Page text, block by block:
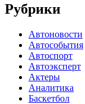
Рубрики
Автоновости
Автособытия
Автоспорт
Автоэксперт
Актеры
Аналитика
Баскетбол